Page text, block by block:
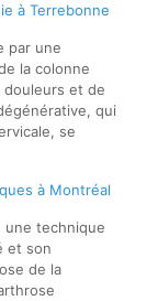
à Terrebonne
par une
la colonne
douleurs et de
qui
se
à Montréal
une technique
et son
de la